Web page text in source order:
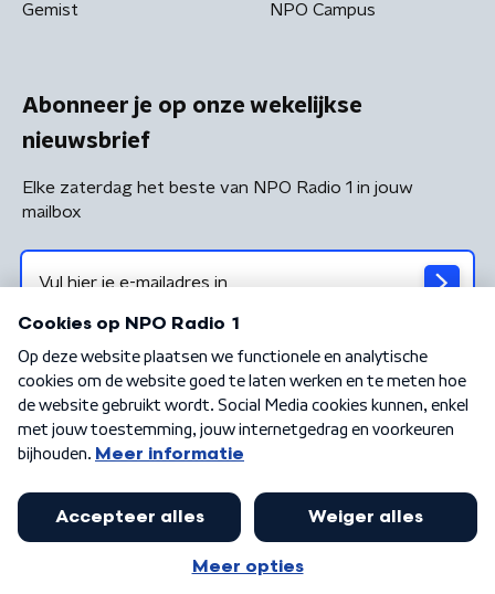
Gemist NPO Campus
Abonneer je op onze wekelijkse
nieuwsbrief
Elke zaterdag het beste van NPO Radio 1 in jouw
mailbox
Algemene voorwaarden